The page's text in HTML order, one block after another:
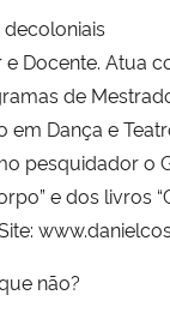
Docente.
de
Dança e
pesquidador o
e dos
não?